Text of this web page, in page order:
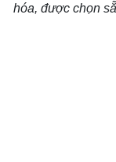
hóa, được chọn